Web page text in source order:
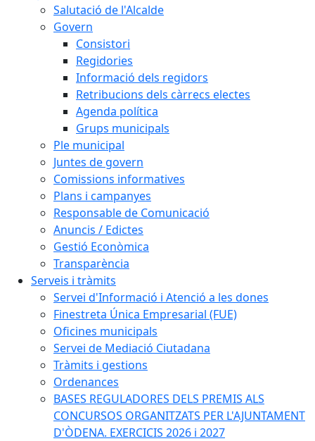
Salutació de l'Alcalde
Govern
Consistori
Regidories
Informació dels regidors
Retribucions dels càrrecs electes
Agenda política
Grups municipals
Ple municipal
Juntes de govern
Comissions informatives
Plans i campanyes
Responsable de Comunicació
Anuncis / Edictes
Gestió Econòmica
Transparència
Serveis i tràmits
Servei d'Informació i Atenció a les dones
Finestreta Única Empresarial (FUE)
Oficines municipals
Servei de Mediació Ciutadana
Tràmits i gestions
Ordenances
BASES REGULADORES DELS PREMIS ALS
CONCURSOS ORGANITZATS PER L'AJUNTAMENT
D'ÒDENA. EXERCICIS 2026 i 2027